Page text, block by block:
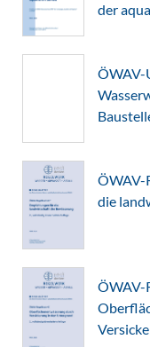
der
ÖWAV-
die
ÖWAV-